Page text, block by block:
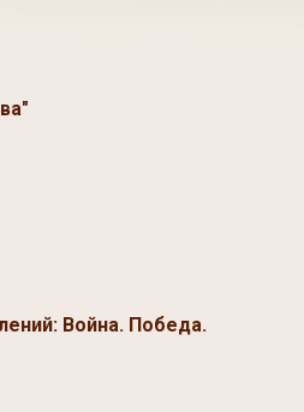
Война. Победа.